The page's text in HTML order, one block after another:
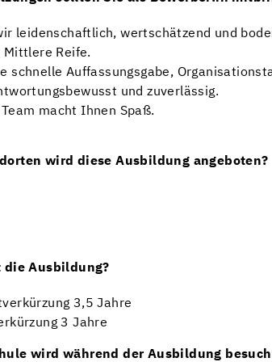
leidenschaftlich, wertschätzend und
Mittlere Reife.
schnelle Auffassungsgabe,
und zuverlässig.
macht Ihnen Spaß.
wird diese Ausbildung angeboten?
die Ausbildung?
3,5 Jahre
3 Jahre
wird während der Ausbildung